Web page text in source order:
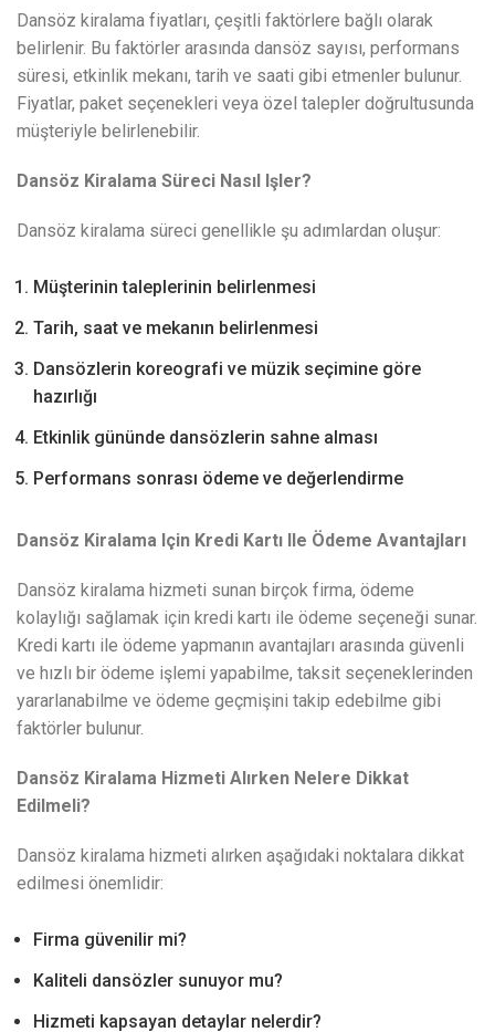
Dansöz kiralama fiyatları, çeşitli faktörlere bağlı olarak
belirlenir. Bu faktörler arasında dansöz sayısı, performans
süresi, etkinlik mekanı, tarih ve saati gibi etmenler bulunur.
Fiyatlar, paket seçenekleri veya özel talepler doğrultusunda
müşteriyle belirlenebilir.
Dansöz Kiralama Süreci Nasıl Işler?
Dansöz kiralama süreci genellikle şu adımlardan oluşur:
Müşterinin taleplerinin belirlenmesi
Tarih, saat ve mekanın belirlenmesi
Dansözlerin koreografi ve müzik seçimine göre
hazırlığı
Etkinlik gününde dansözlerin sahne alması
Performans sonrası ödeme ve değerlendirme
Dansöz Kiralama Için Kredi Kartı Ile Ödeme Avantajları
Dansöz kiralama hizmeti sunan birçok firma, ödeme
kolaylığı sağlamak için kredi kartı ile ödeme seçeneği sunar.
Kredi kartı ile ödeme yapmanın avantajları arasında güvenli
ve hızlı bir ödeme işlemi yapabilme, taksit seçeneklerinden
yararlanabilme ve ödeme geçmişini takip edebilme gibi
faktörler bulunur.
Dansöz Kiralama Hizmeti Alırken Nelere Dikkat
Edilmeli?
Dansöz kiralama hizmeti alırken aşağıdaki noktalara dikkat
edilmesi önemlidir:
Firma güvenilir mi?
Kaliteli dansözler sunuyor mu?
Hizmeti kapsayan detaylar nelerdir?